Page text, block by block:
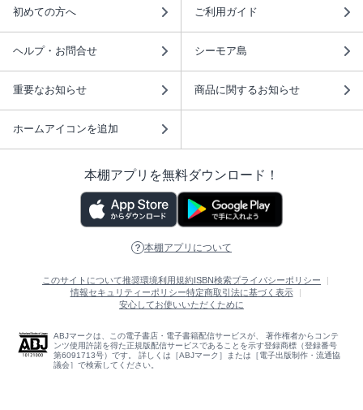
初めての方へ ご利用ガイド
ヘルプ・お問合せ シーモア島
重要なお知らせ 商品に関するお知らせ
ホームアイコンを追加
本棚アプリを無料ダウンロード！
本棚アプリについて
このサイトについて推奨環境利用規約ISBN検索プライバシーポリシー
情報セキュリティーポリシー特定商取引法に基づく表示
安心してお使いいただくために
ABJマークは、この電子書店・電子書籍配信サービスが、 著作権者からコンテ
ンツ使用許諾を得た正規版配信サービスであることを示す登録商標（登録番号
第6091713号）です。 詳しくは［ABJマーク］または［電子出版制作・流通協
議会］で検索してください。